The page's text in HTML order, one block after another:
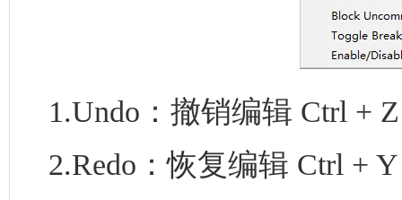
1.Undo：撤销编辑 Ctrl + Z
2.Redo：恢复编辑 Ctrl + Y